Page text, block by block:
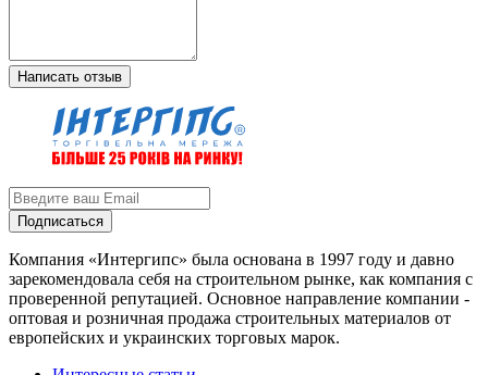
Написать отзыв
Подписаться
Компания «Интергипс» была основана в 1997 году и давно
зарекомендовала себя на строительном рынке, как компания с
проверенной репутацией. Основное направление компании -
оптовая и розничная продажа строительных материалов от
европейских и украинских торговых марок.